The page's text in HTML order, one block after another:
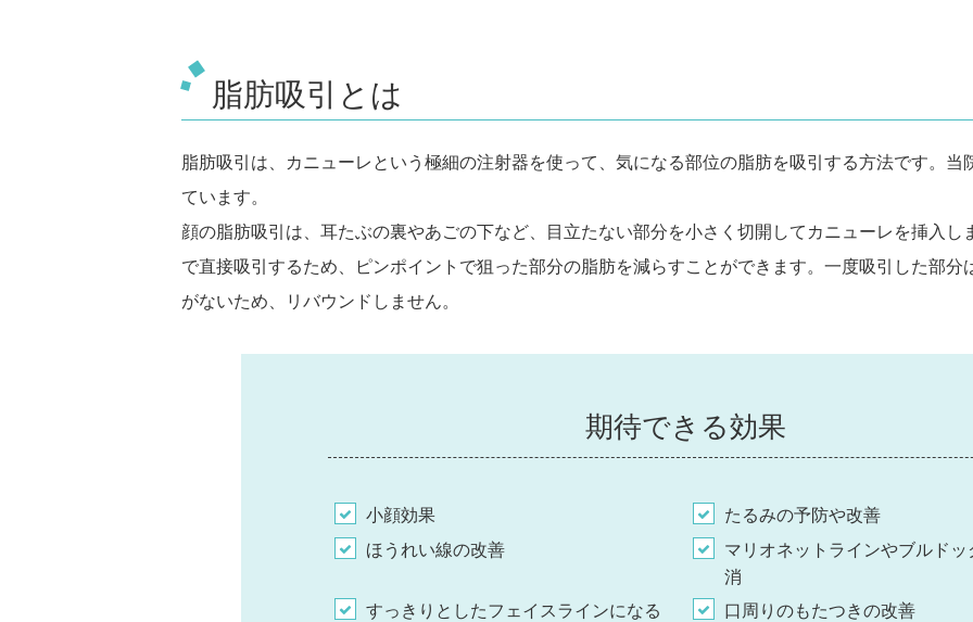
脂肪吸引とは
脂肪吸引は、カニューレという極細の注射器を使って、気になる部位の脂肪を吸引する方法です。当
ています。
顔の脂肪吸引は、耳たぶの裏やあごの下など、目立たない部分を小さく切開してカニューレを挿入し
で直接吸引するため、ピンポイントで狙った部分の脂肪を減らすことができます。一度吸引した部分
がないため、リバウンドしません。
期待できる効果
小顔効果
たるみの予防や改善
ほうれい線の改善
マリオネットラインやブルドッ
消
すっきりとしたフェイスラインになる
口周りのもたつきの改善